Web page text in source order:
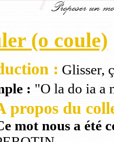
(o coule)
: Glisser,
: "O la do ia a
propos du
mot nous a été